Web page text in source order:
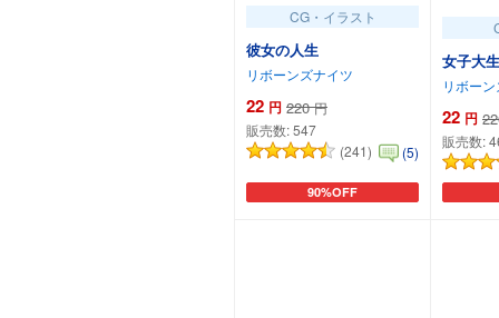
CG・イラスト
彼女の人生
リボーンズナイツ
22 円 220 円
販売数:547
(241)
(5)
90%OFF
カートに追加
女子大
リボー
22 円
販売数: